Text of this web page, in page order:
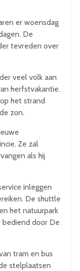
er woensdag
De
tevreden over
veel volk aan
herfstvakantie.
het strand
zon.
Ze zal
als hij
inleggen
De shuttle
het natuurpark
door De
tram en bus
stelplaatsen